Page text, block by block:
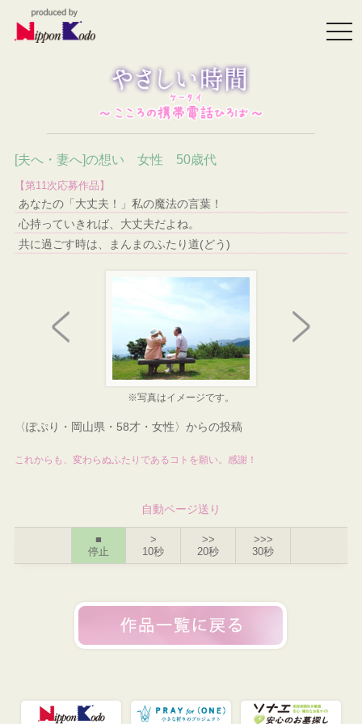
[夫へ・妻へ]の想い 女性 50歳代
【第11次応募作品】
あなたの「大丈夫！」私の魔法の言葉！
心持っていきれば、大丈夫だよね。
共に過ごす時は、まんまのふたり道(どう)
※写真はイメージです。
〈ぽぷり・岡山県・58才・女性〉からの投稿
これからも、変わらぬふたりであるコトを願い。感謝！
自動ページ送り
■
停止
>
10秒
>>
20秒
>>>
30秒